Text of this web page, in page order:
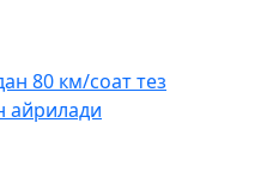
80 км/соат тез
айрилади